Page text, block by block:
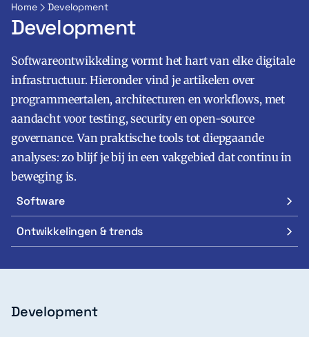
Zoeken
Home Development
Development
Softwareontwikkeling vormt het hart van elke digitale
infrastructuur. Hieronder vind je artikelen over
programmeertalen, architecturen en workflows, met
aandacht voor testing, security en open-source
governance. Van praktische tools tot diepgaande
analyses: zo blijf je bij in een vakgebied dat continu in
beweging is.
Software
Ontwikkelingen & trends
Development